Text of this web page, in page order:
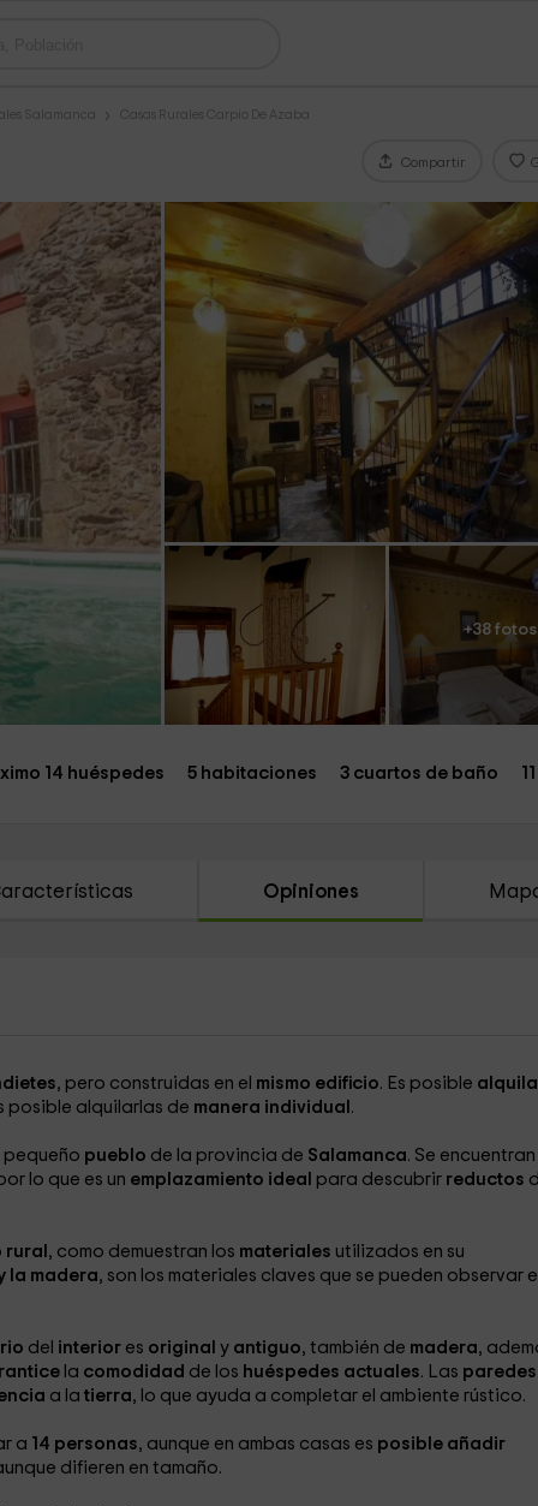
Salamanca Casas Rurales Carpio De Azaba
Compartir
+38 fotos
14 huéspedes 5 habitaciones 3 cuartos de baño
Opiniones
, pero construidas en el mismo edificio. Es posible
posible alquilarlas de manera individual .
pequeño pueblo de la provincia de Salamanca. Se encuentran
lo que es un emplazamiento ideal para descubrir reductos
rural , como demuestran los materiales utilizados en su
la madera, son los materiales claves que se pueden observar
del interior es original y antiguo, también de madera,
la comodidad de los huéspedes actuales. Las paredes
a la tierra, lo que ayuda a completar el ambiente rústico.
a 14 personas, aunque en ambas casas es posible añadir
difieren en tamaño.